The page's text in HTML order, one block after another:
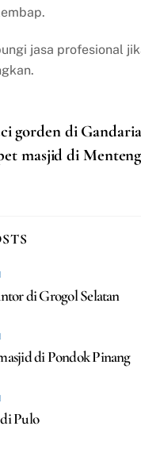
jasa profesional
gorden di
masjid di
di Grogol Selatan
di Pondok Pinang
Pulo